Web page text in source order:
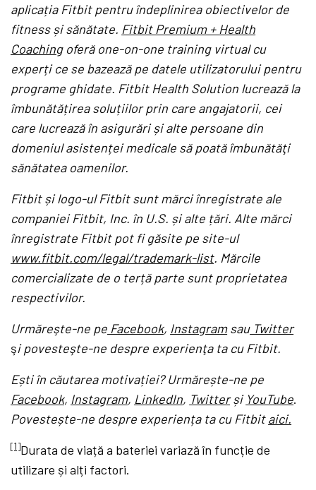
aplicația Fitbit pentru îndeplinirea obiectivelor de
fitness și sănătate. Fitbit Premium + Health
Coaching oferă one-on-one training virtual cu
experți ce se bazează pe datele utilizatorului pentru
programe ghidate. Fitbit Health Solution lucrează la
îmbunătățirea soluțiilor prin care angajatorii, cei
care lucrează în asigurări și alte persoane din
domeniul asistenței medicale să poată îmbunătăţi
sănătatea oamenilor.
Fitbit și logo-ul Fitbit sunt mărci înregistrate ale
companiei Fitbit, Inc. în U.S. și alte țări. Alte mărci
înregistrate Fitbit pot fi găsite pe site-ul
www.fitbit.com/legal/trademark-list. Mărcile
comercializate de o terță parte sunt proprietatea
respectivilor.
Urmăreşte-ne pe Facebook, Instagram sauTwitter
şi povesteşte-ne despre experienţa ta cu Fitbit.
Ești în căutarea motivației? Urmărește-ne pe
Facebook, Instagram, LinkedIn, Twitter și YouTube.
Povestește-ne despre experiența ta cu Fitbitaici.
[1]Durata de viață a bateriei variază în funcție de
utilizare și alți factori.